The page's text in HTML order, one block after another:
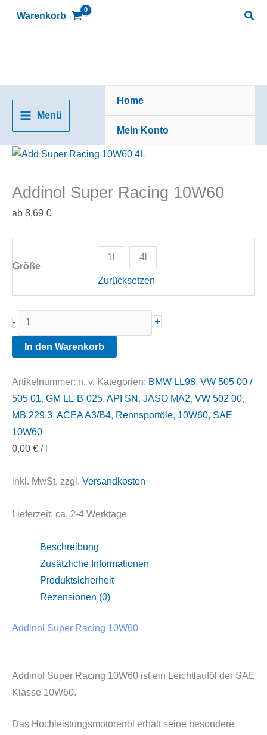
Warenkorb
Menü
Home
Mein Konto
Addinol Super Racing 10W60
ab 8,69 €
Größe
1l 4l
Zurücksetzen
-
Addinol
Super
Racing
Menge
+
In den Warenkorb
Artikelnummer: n. v. Kategorien: BMW LL98, VW 505 00 /
505 01, GM LL-B-025, API SN , JASO MA2, VW 502 00,
MB 229.3, ACEA A3/B4, Rennsportöle, 10W60, SAE
10W60
0,00 € /
inkl. MwSt. zzgl. Versandkosten
Lieferzeit: ca. 2-4 Werktage
Beschreibung
Zusätzliche Informationen
Produktsicherheit
Rezensionen (0)
Addinol Super Racing 10W60
Addinol Super Racing 10W60 ist ein Leichtlauföl der SAE
Klasse 10W60.
Das Hochleistungsmotorenöl erhält seine besondere